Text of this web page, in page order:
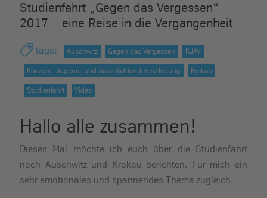
Studienfahrt „Gegen das Vergessen“
2017 – eine Reise in die Vergangenheit
tags: Auschwitz Gegen das Vergessen KJAV
Konzern- Jugend- und Auszubildendenvertretung Krakau
Studienfahrt Video
Hallo alle zusammen!
Dieses Mal möchte ich euch über die Studienfahrt
nach Auschwitz und Krakau berichten. Für mich ein
sehr emotionales und spannendes Thema zugleich.